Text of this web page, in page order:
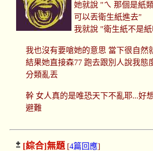
她就說 "ㄟ 那個是紙
可以丟衛生紙進去"
我就說 "衛生紙不是紙
我也沒有要嗆她的意思 當下很自然
結果她直接森77 跑去跟別人說我態
分類亂丟
幹 女人真的是唯恐天下不亂耶...好
避難
[綜合]無題[4篇回應]